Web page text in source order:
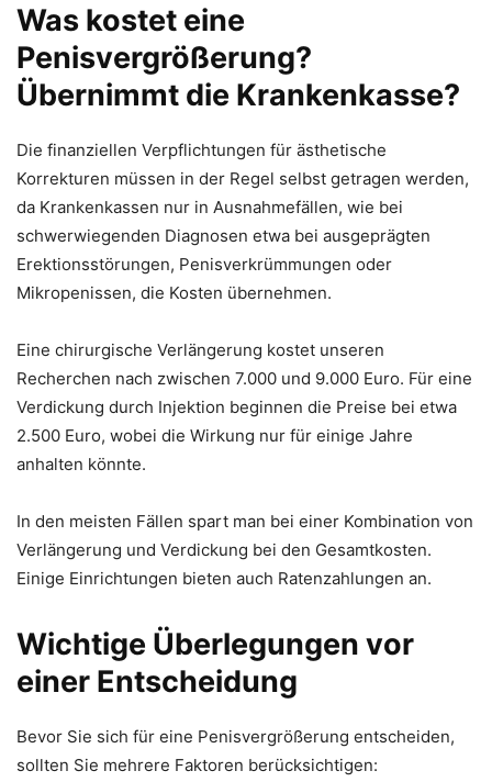
Was kostet eine
Penisvergrößerung?
Übernimmt die Krankenkasse?
Die finanziellen Verpflichtungen für ästhetische
Korrekturen müssen in der Regel selbst getragen werden,
da Krankenkassen nur in Ausnahmefällen, wie bei
schwerwiegenden Diagnosen etwa bei ausgeprägten
Erektionsstörungen, Penisverkrümmungen oder
Mikropenissen, die Kosten übernehmen.
Eine chirurgische Verlängerung kostet unseren
Recherchen nach zwischen 7.000 und 9.000 Euro. Für eine
Verdickung durch Injektion beginnen die Preise bei etwa
2.500 Euro, wobei die Wirkung nur für einige Jahre
anhalten könnte.
In den meisten Fällen spart man bei einer Kombination von
Verlängerung und Verdickung bei den Gesamtkosten.
Einige Einrichtungen bieten auch Ratenzahlungen an.
Wichtige Überlegungen vor
einer Entscheidung
Bevor Sie sich für eine Penisvergrößerung entscheiden,
sollten Sie mehrere Faktoren berücksichtigen: